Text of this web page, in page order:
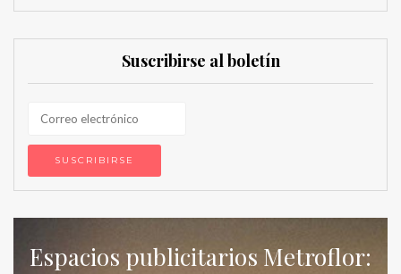
Suscribirse al boletín
Espacios publicitarios Metroflor: